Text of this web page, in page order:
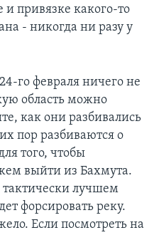
и привязке какого-то
- никогда ни разу у
го февраля ничего не
область можно
как они разбивались
пор разбиваются о
того, чтобы
выйти из Бахмута.
лучшем
форсировать реку.
Если посмотреть на